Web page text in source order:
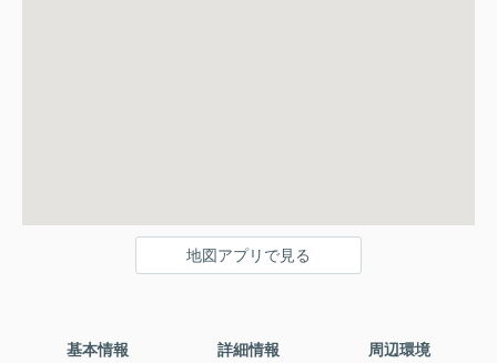
地図アプリで見る
基本情報 詳細情報 周辺環境